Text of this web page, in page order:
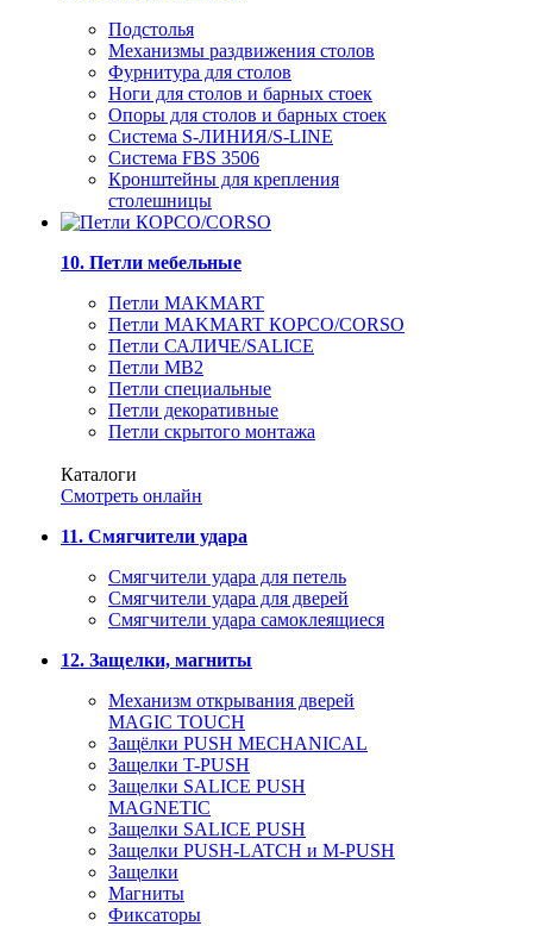
Подстолья
Механизмы раздвижения столов
Фурнитура для столов
Ноги для столов и барных стоек
Опоры для столов и барных стоек
Система S-ЛИНИЯ/S-LINE
Система FBS 3506
Кронштейны для крепления
столешницы
10. Петли мебельные
Петли MAKMART
Петли MAKMART КОРСО/CORSO
Петли САЛИЧЕ/SALICE
Петли MB2
Петли специальные
Петли декоративные
Петли скрытого монтажа
Каталоги
Смотреть онлайн
11. Смягчители удара
Смягчители удара для петель
Смягчители удара для дверей
Cмягчители удара самоклеящиеся
12. Защелки, магниты
Механизм открывания дверей
MAGIC TOUCH
Защёлки PUSH MECHANICAL
Защелки T-PUSH
Защелки SALICE PUSH
MAGNETIC
Защелки SALICE PUSH
Защелки PUSH-LATCH и M-PUSH
Защелки
Магниты
Фиксаторы